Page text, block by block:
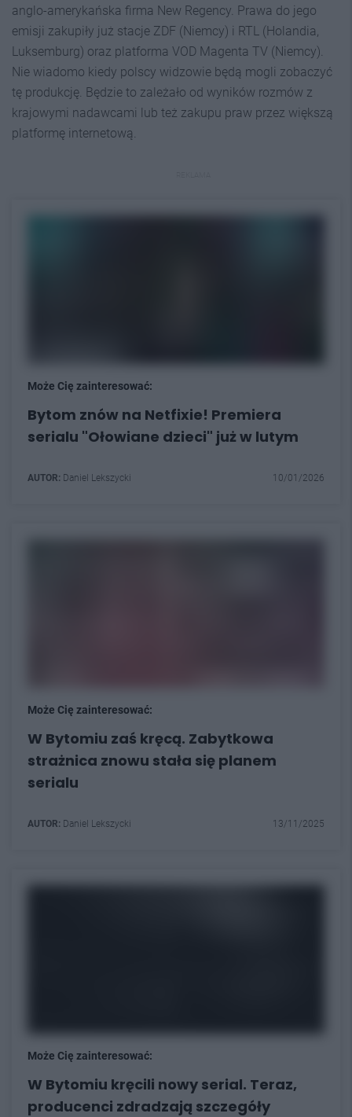
anglo-amerykańska firma New Regency. Prawa do jego
emisji zakupiły już stacje ZDF (Niemcy) i RTL (Holandia,
Luksemburg) oraz platforma VOD Magenta TV (Niemcy).
Nie wiadomo kiedy polscy widzowie będą mogli zobaczyć
tę produkcję. Będzie to zależało od wyników rozmów z
krajowymi nadawcami lub też zakupu praw przez większą
platformę internetową.
Może Cię zainteresować:
Bytom znów na Netfixie! Premiera
serialu "Ołowiane dzieci" już w lutym
AUTOR: Daniel Lekszycki 10/01/2026
Może Cię zainteresować:
W Bytomiu zaś kręcą. Zabytkowa
strażnica znowu stała się planem
serialu
AUTOR: Daniel Lekszycki 13/11/2025
Może Cię zainteresować:
W Bytomiu kręcili nowy serial. Teraz,
producenci zdradzają szczegóły